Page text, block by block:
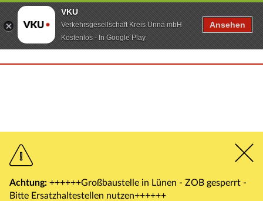
Achtung: ++++++Großbaustelle in Lünen - ZOB gesperrt -
Bitte Ersatzhaltestellen nutzen++++++
VKU
Verkehrsgesellschaft Kreis Unna mbH
Kostenlos - In Google Play
Ansehen